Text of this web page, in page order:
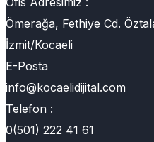
Ömerağa, Fethiye Cd.
İzmit/Kocaeli
E-Posta
info@kocaelidijital.com
Telefon :
0(501) 222 41 61